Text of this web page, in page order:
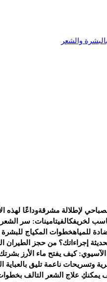
وداعًا لهذه
لخريفكالفيتامينات: سر الشعر
للمياهخطوات المكياج للبشرة
إجراءاتك؟ من حجز الطيران
كيف يفتح ماء الأرز
ناعمة تليق بالعباية
يمكنكِ علاج الشعر التالف